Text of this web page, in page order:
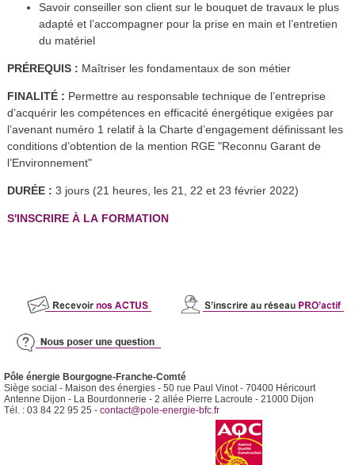
Savoir conseiller son client sur le bouquet de travaux le plus
adapté et l’accompagner pour la prise en main et l’entretien
du matériel
PRÉREQUIS : Maîtriser les fondamentaux de son métier
FINALITÉ : Permettre au responsable technique de l’entreprise
d’acquérir les compétences en efficacité énergétique exigées par
l’avenant numéro 1 relatif à la Charte d’engagement définissant les
conditions d’obtention de la mention RGE "Reconnu Garant de
l’Environnement"
DURÉE : 3 jours (21 heures, les 21, 22 et 23 février 2022)
S'INSCRIRE À LA FORMATION
Pôle énergie Bourgogne-Franche-Comté
Siège social - Maison des énergies - 50 rue Paul Vinot - 70400 Héricourt
Antenne Dijon - La Bourdonnerie - 2 allée Pierre Lacroute - 21000 Dijon
Tél. : 03 84 22 95 25 - contact@pole-energie-bfc.fr